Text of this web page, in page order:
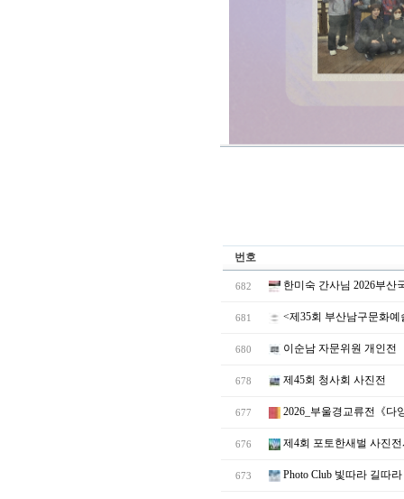
번호
682 한미숙 간사님 2026부산
681 <제35회 부산남구문화
680 이순남 자문위원 개인전
678 제45회 청사회 사진전
677 2026_부울경교류전《다
676 제4회 포토한새벌 사진
673 Photo Club 빛따라 길따